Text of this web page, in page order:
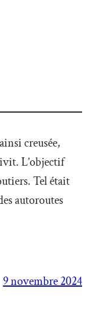
creusée,
L’objectif
Tel était
autoroutes
9 novembre 2024